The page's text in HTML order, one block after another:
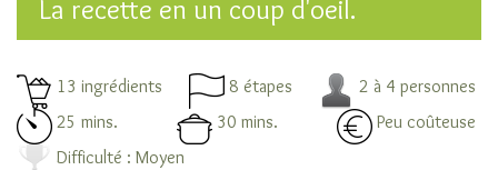
Autres
variétés
riz
Les
niveaux
La recette en un coup d'oeil.
13 ingrédients 8 étapes
2 à 4 personnes
25 mins.
30 mins.
Peu coûteuse
Difficulté : Moyen